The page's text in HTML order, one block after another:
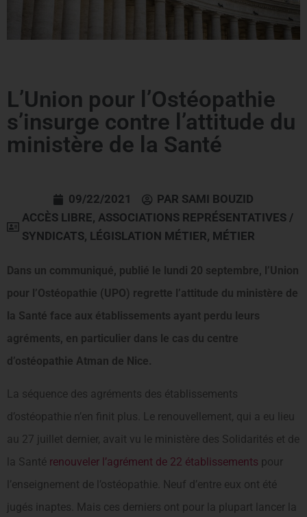
L’Union pour l’Ostéopathie
s’insurge contre l’attitude du
ministère de la Santé
09/22/2021 PAR SAMI BOUZID
ACCÈS LIBRE, ASSOCIATIONS REPRÉSENTATIVES /
SYNDICATS, LÉGISLATION MÉTIER, MÉTIER
Dans un communiqué, publié le lundi 20 septembre, l’Union
pour l’Ostéopathie (UPO) regrette l’attitude du ministère de
la Santé face aux établissements ayant perdu leurs
agréments, en particulier dans le cas du centre
d’ostéopathie Atman de Nice.
La séquence des agréments des établissements
d’ostéopathie n’en finit plus. Le renouvellement, qui a eu lieu
au 27 juillet dernier, avait vu le ministère des Solidarités et de
la Santé renouveler l’agrément de 22 établissements pour
l’enseignement de l’ostéopathie. Neuf d’entre eux ont été
jugés inaptes. Mais ces derniers ont pour la plupart lancer la